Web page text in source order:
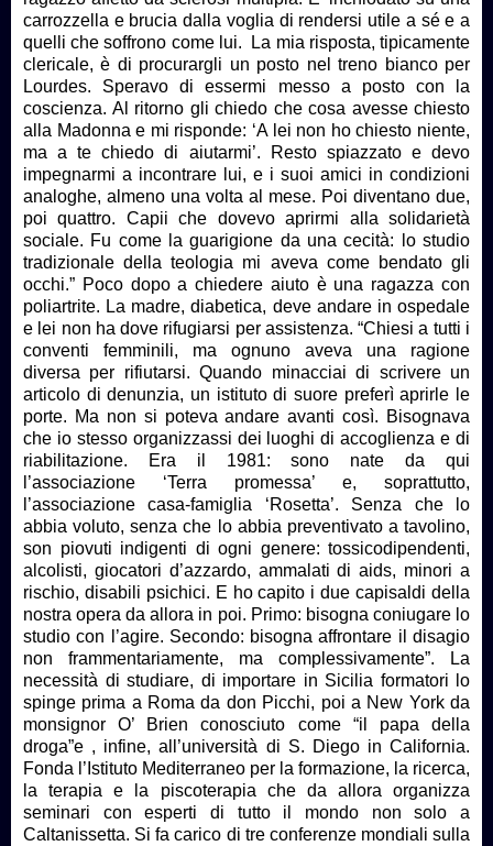
carrozzella e brucia dalla voglia di rendersi utile a sé e a
quelli che soffrono come lui. La mia risposta, tipicamente
clericale, è di procurargli un posto nel treno bianco per
Lourdes. Speravo di essermi messo a posto con la
coscienza. Al ritorno gli chiedo che cosa avesse chiesto
alla Madonna e mi risponde: ‘A lei non ho chiesto niente,
ma a te chiedo di aiutarmi’. Resto spiazzato e devo
impegnarmi a incontrare lui, e i suoi amici in condizioni
analoghe, almeno una volta al mese. Poi diventano due,
poi quattro. Capii che dovevo aprirmi alla solidarietà
sociale. Fu come la guarigione da una cecità: lo studio
tradizionale della teologia mi aveva come bendato gli
occhi.” Poco dopo a chiedere aiuto è una ragazza con
poliartrite. La madre, diabetica, deve andare in ospedale
e lei non ha dove rifugiarsi per assistenza. “Chiesi a tutti i
conventi femminili, ma ognuno aveva una ragione
diversa per rifiutarsi. Quando minacciai di scrivere un
articolo di denunzia, un istituto di suore preferì aprirle le
porte. Ma non si poteva andare avanti così. Bisognava
che io stesso organizzassi dei luoghi di accoglienza e di
riabilitazione. Era il 1981: sono nate da qui
l’associazione ‘Terra promessa’ e, soprattutto,
l’associazione casa-famiglia ‘Rosetta’. Senza che lo
abbia voluto, senza che lo abbia preventivato a tavolino,
son piovuti indigenti di ogni genere: tossicodipendenti,
alcolisti, giocatori d’azzardo, ammalati di aids, minori a
rischio, disabili psichici. E ho capito i due capisaldi della
nostra opera da allora in poi. Primo: bisogna coniugare lo
studio con l’agire. Secondo: bisogna affrontare il disagio
non frammentariamente, ma complessivamente”. La
necessità di studiare, di importare in Sicilia formatori lo
spinge prima a Roma da don Picchi, poi a New York da
monsignor O’ Brien conosciuto come “il papa della
droga”e , infine, all’università di S. Diego in California.
Fonda l’Istituto Mediterraneo per la formazione, la ricerca,
la terapia e la piscoterapia che da allora organizza
seminari con esperti di tutto il mondo non solo a
Caltanissetta. Si fa carico di tre conferenze mondiali sulla